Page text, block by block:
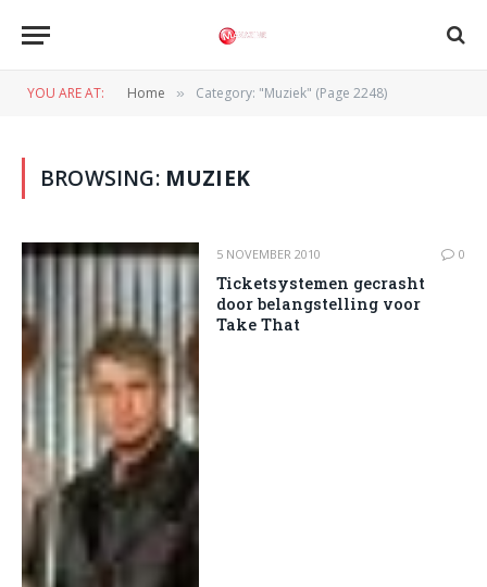
YOU ARE AT: Home » Category: "Muziek" (Page 2248)
BROWSING: MUZIEK
5 NOVEMBER 2010 0
Ticketsystemen gecrasht
door belangstelling voor
Take That